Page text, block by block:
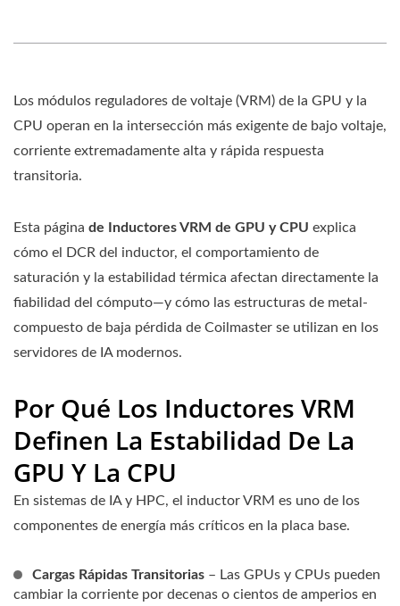
Los módulos reguladores de voltaje (VRM) de la GPU y la
CPU operan en la intersección más exigente de bajo voltaje,
corriente extremadamente alta y rápida respuesta
transitoria.
Esta página de Inductores VRM de GPU y CPU explica
cómo el DCR del inductor, el comportamiento de
saturación y la estabilidad térmica afectan directamente la
fiabilidad del cómputo—y cómo las estructuras de metal-
compuesto de baja pérdida de Coilmaster se utilizan en los
servidores de IA modernos.
Por Qué Los Inductores VRM
Definen La Estabilidad De La
GPU Y La CPU
En sistemas de IA y HPC, el inductor VRM es uno de los
componentes de energía más críticos en la placa base.
Cargas Rápidas Transitorias – Las GPUs y CPUs pueden
cambiar la corriente por decenas o cientos de amperios en